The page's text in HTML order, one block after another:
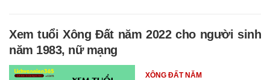
Xem tuổi Xông Đất năm 2022 cho người sinh
năm 1983, nữ mạng
XÔNG ĐẤT NĂM